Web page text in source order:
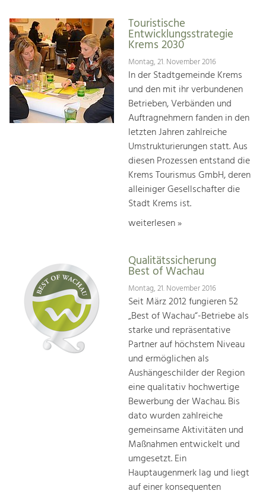
Touristische
Entwicklungsstrategie
Krems 2030
Montag, 21. November 2016
In der Stadtgemeinde Krems
und den mit ihr verbundenen
Betrieben, Verbänden und
Auftragnehmern fanden in den
letzten Jahren zahlreiche
Umstrukturierungen statt. Aus
diesen Prozessen entstand die
Krems Tourismus GmbH, deren
alleiniger Gesellschafter die
Stadt Krems ist.
weiterlesen »
Qualitätssicherung
Best of Wachau
Montag, 21. November 2016
Seit März 2012 fungieren 52
„Best of Wachau“-Betriebe als
starke und repräsentative
Partner auf höchstem Niveau
und ermöglichen als
Aushängeschilder der Region
eine qualitativ hochwertige
Bewerbung der Wachau. Bis
dato wurden zahlreiche
gemeinsame Aktivitäten und
Maßnahmen entwickelt und
umgesetzt. Ein
Hauptaugenmerk lag und liegt
auf einer konsequenten